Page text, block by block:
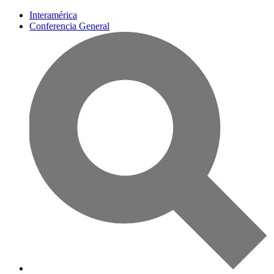
Interamérica
Conferencia General